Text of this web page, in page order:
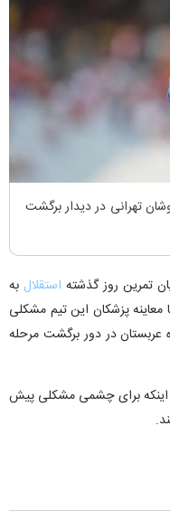
تهرانی در دیدار برگشت
تمرین روز گذشته استقلال به
معاینه پزشکان این تیم مشکلی
عربستان در دور برگشت مرحله
اینکه برای چشمی مشکلی پیش